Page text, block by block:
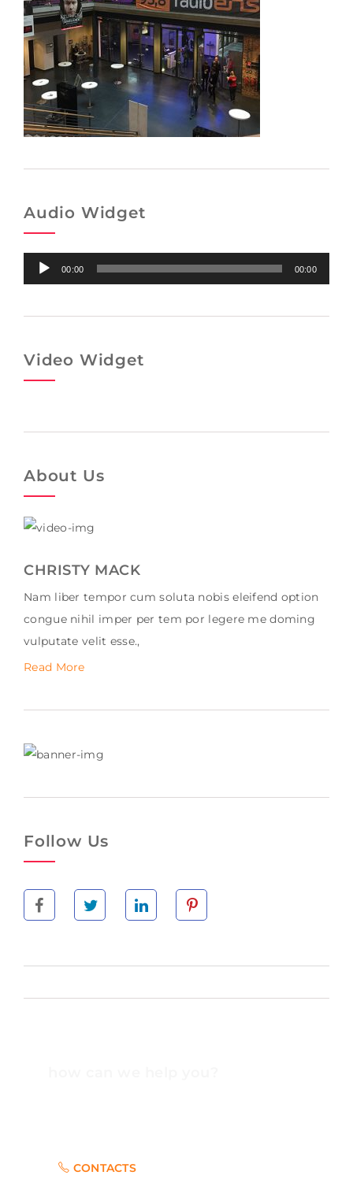
Audio Widget
Audio-
Player
00:00 00:00
Video Widget
About Us
CHRISTY MACK
Nam liber tempor cum soluta nobis eleifend option
congue nihil imper per tem por legere me doming
vulputate velit esse.,
Read More
Follow Us
CONTACTS